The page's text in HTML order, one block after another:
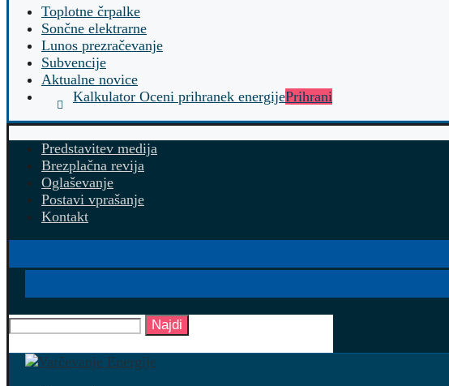
Toplotne črpalke
Sončne elektrarne
Lunos prezračevanje
Subvencije
Aktualne novice
Kalkulator Oceni prihranek energijePrihrani
Predstavitev medija
Brezplačna revija
Oglaševanje
Postavi vprašanje
Kontakt
Najdi